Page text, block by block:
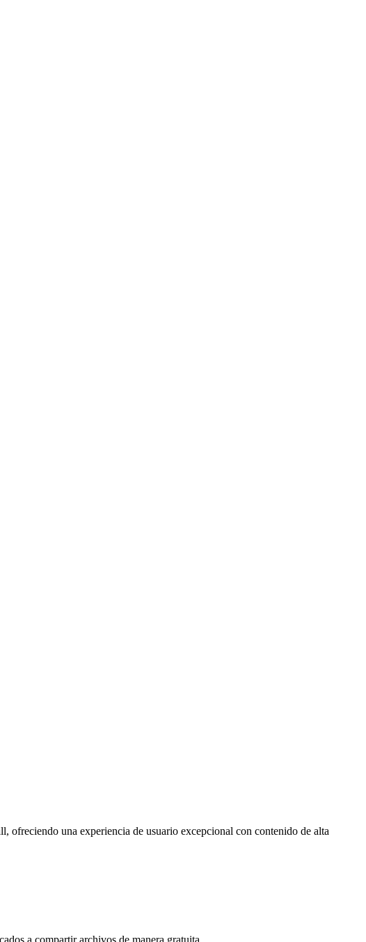
ofreciendo una experiencia de usuario excepcional con contenido de alta
a compartir archivos de manera gratuita.